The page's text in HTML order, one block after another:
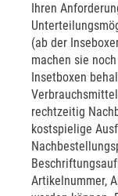
Ihren
(ab der
machen sie
Insetboxen
rechtzeitig
kostspielige
Artikelnummer,